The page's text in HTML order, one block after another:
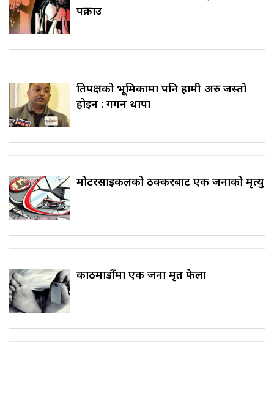
पक्राउ
प्रतिपक्षको भूमिकामा पनि हामी अरु जस्तो
होइन : गगन थापा
मोटरसाइकलको ठक्करबाट एक जनाको मृत्यु
काठमाडौँमा एक जना मृत फेला